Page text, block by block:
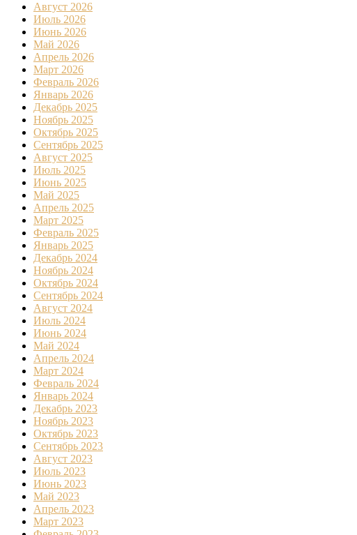
Август 2026
Июль 2026
Июнь 2026
Май 2026
Апрель 2026
Март 2026
Февраль 2026
Январь 2026
Декабрь 2025
Ноябрь 2025
Октябрь 2025
Сентябрь 2025
Август 2025
Июль 2025
Июнь 2025
Май 2025
Апрель 2025
Март 2025
Февраль 2025
Январь 2025
Декабрь 2024
Ноябрь 2024
Октябрь 2024
Сентябрь 2024
Август 2024
Июль 2024
Июнь 2024
Май 2024
Апрель 2024
Март 2024
Февраль 2024
Январь 2024
Декабрь 2023
Ноябрь 2023
Октябрь 2023
Сентябрь 2023
Август 2023
Июль 2023
Июнь 2023
Май 2023
Апрель 2023
Март 2023